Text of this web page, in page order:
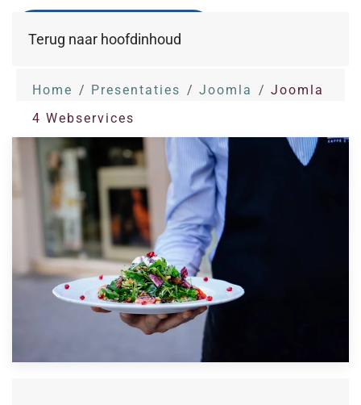
Terug naar hoofdinhoud
Home Presentaties Joomla
Joomla
4 Webservices